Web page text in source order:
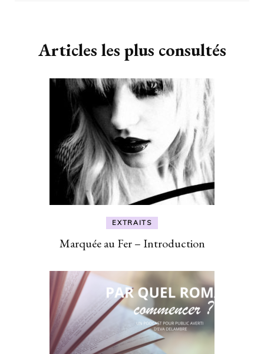
Articles les plus consultés
EXTRAITS
Marquée au Fer – Introduction